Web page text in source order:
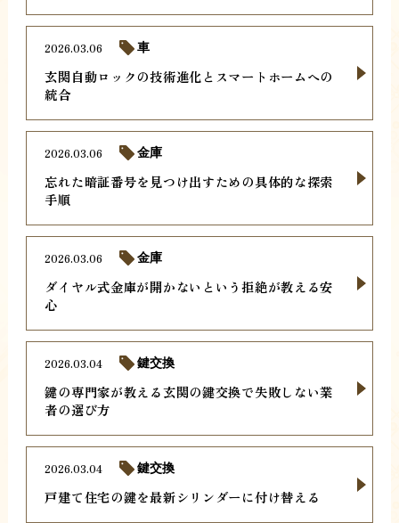
玄関自動ロックの技術進化とスマートホームへの
統合
2026.03.06 車
忘れた暗証番号を見つけ出すための具体的な探索
手順
2026.03.06 金庫
ダイヤル式金庫が開かないという拒絶が教える安
心
2026.03.06 金庫
鍵の専門家が教える玄関の鍵交換で失敗しない業
者の選び方
2026.03.04 鍵交換
戸建て住宅の鍵を最新シリンダーに付け替える
2026.03.04 鍵交換